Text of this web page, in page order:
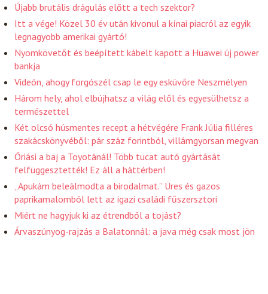
Újabb brutális drágulás előtt a tech szektor?
Itt a vége! Közel 30 év után kivonul a kínai piacról az egyik
legnagyobb amerikai gyártó!
Nyomkövetőt és beépített kábelt kapott a Huawei új power
bankja
Videón, ahogy forgószél csap le egy esküvőre Neszmélyen
Három hely, ahol elbújhatsz a világ elől és egyesülhetsz a
természettel
Két olcsó húsmentes recept a hétvégére Frank Júlia filléres
szakácskönyvéből: pár száz forintból, villámgyorsan megvan
Óriási a baj a Toyotánál! Több tucat autó gyártását
felfüggesztették! Ez áll a háttérben!
„Apukám beleálmodta a birodalmat.” Üres és gazos
paprikamalomból lett az igazi családi fűszersztori
Miért ne hagyjuk ki az étrendből a tojást?
Árvaszúnyog-rajzás a Balatonnál: a java még csak most jön